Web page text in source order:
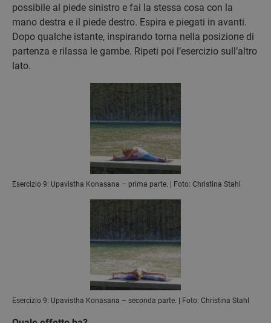
possibile al piede sinistro e fai la stessa cosa con la
mano destra e il piede destro. Espira e piegati in avanti.
Dopo qualche istante, inspirando torna nella posizione di
partenza e rilassa le gambe. Ripeti poi l’esercizio sull’altro
lato.
Esercizio 9: Upavistha Konasana – prima parte. | Foto: Christina Stahl
Esercizio 9: Upavistha Konasana – seconda parte. | Foto: Christina Stahl